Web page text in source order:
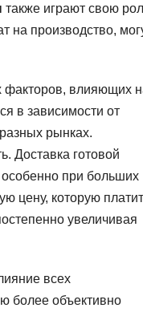
также играют свою
на производство,
факторов, влияющих
в зависимости от
рынках.
Доставка готовой
при больших
цену, которую платит
увеличивая
всех
более объективно